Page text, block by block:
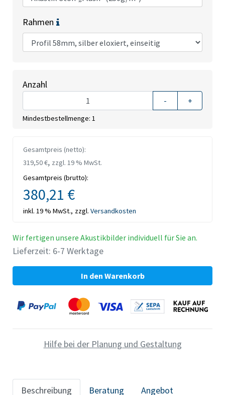
Rahmen
Anzahl
- +
Mindestbestellmenge: 1
Gesamtpreis (netto):
319,50 €, zzgl. 19 % MwSt.
Gesamtpreis (brutto):
380,21 €
inkl. 19 % MwSt., zzgl. Versandkosten
Wir fertigen unsere Akustikbilder individuell für Sie an.
Lieferzeit: 6-7 Werktage
In den Warenkorb
Hilfe bei der Planung und Gestaltung
Beschreibung Beratung Angebot